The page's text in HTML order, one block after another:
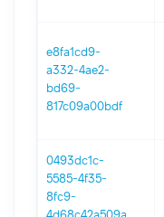
e8fa1cd9-
a332-4ae2-
bd69-
817c09a00bdf
0493dc1c-
5585-4f35-
8fc9-
4d68c42a509a